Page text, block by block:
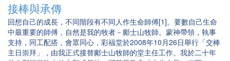
接棒與承傳
回想自己的成長，不同階段有不同人作生命師傅[1]。要數自己生命
中最重要的師傅，自然是我的牧者－鄺士山牧師。蒙神帶領，執事
支持，同工配搭，會眾同心，彩福堂於2008年10月26日舉行「交棒
主日崇拜」，由我正式接替鄺士山牧師的堂主任工作。我於二十年